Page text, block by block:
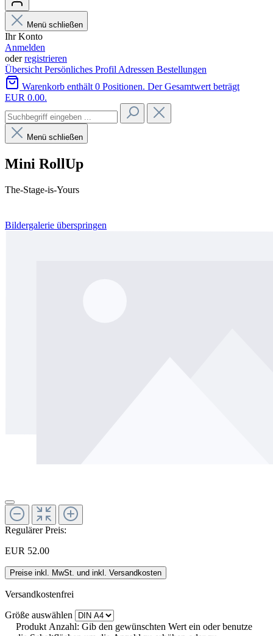
Menü schließen
Ihr Konto
Anmelden
oderregistrieren
Übersicht Persönliches Profil Adressen Bestellungen
Warenkorb enthält 0 Positionen. Der Gesamtwert beträgt
EUR 0.00.
Menü schließen
Mini RollUp
The-Stage-is-Yours
Bildergalerie überspringen
Regulärer Preis:
EUR 52.00
Preise inkl. MwSt. und inkl. Versandkosten
Versandkostenfrei
Größe auswählen
Produkt Anzahl: Gib den gewünschten Wert ein oder benutze